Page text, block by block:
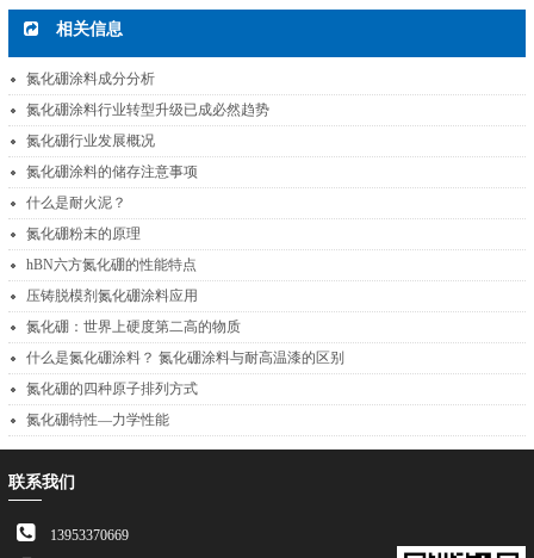
相关信息
氮化硼涂料成分分析
氮化硼涂料行业转型升级已成必然趋势
氮化硼行业发展概况
氮化硼涂料的储存注意事项
什么是耐火泥？
氮化硼粉末的原理
hBN六方氮化硼的性能特点
压铸脱模剂氮化硼涂料应用
氮化硼：世界上硬度第二高的物质
什么是氮化硼涂料？ 氮化硼涂料与耐高温漆的区别
氮化硼的四种原子排列方式
氮化硼特性—力学性能
联系我们
13953370669